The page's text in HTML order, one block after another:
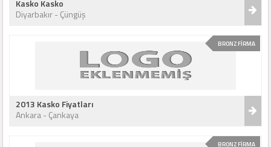
Kasko Kasko
Diyarbakır - Çüngüş
BRONZ FİRMA
2013 Kasko Fiyatları
Ankara - Çankaya
BRONZ FİRMA